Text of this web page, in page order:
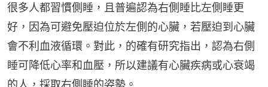
很多人都習慣側睡，且普遍認為右側睡比左側睡更
好，因為可避免壓迫位於左側的心臟，若壓迫到心臟
會不利血液循環。對此，的確有研究指出，認為右側
睡可降低心率和血壓，所以建議有心臟疾病或心衰竭
的人，採取右側睡的姿勢。